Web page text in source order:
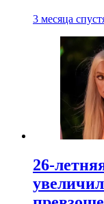
3 месяца
26-